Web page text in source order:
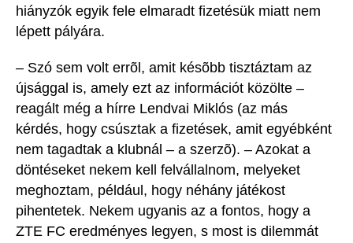
hiányzók egyik fele elmaradt fizetésük miatt nem
lépett pályára.
– Szó sem volt errõl, amit késõbb tisztáztam az
újsággal is, amely ezt az információt közölte –
reagált még a hírre Lendvai Miklós (az más
kérdés, hogy csúsztak a fizetések, amit egyébként
nem tagadtak a klubnál – a szerzõ). – Azokat a
döntéseket nekem kell felvállalnom, melyeket
meghoztam, például, hogy néhány játékost
pihentetek. Nekem ugyanis az a fontos, hogy a
ZTE FC eredményes legyen, s most is dilemmát